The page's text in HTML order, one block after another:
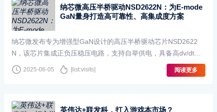
纳芯微高压半桥驱动NSD2622N：为E-mode
GaN量身打造高可靠性、高集成度方案
纳芯微发布专为增强型GaN设计的高压半桥驱动芯片NSD2622
N，该芯片集成正负压稳压电路，支持自举供电，具备高dv/dt抗
扰能力和强驱动能力，可以显著简化GaN驱动电路设计，提升···
2025-06-05 [list:visits] 阅读更多
英伟达+联发科，打入游戏本市场？